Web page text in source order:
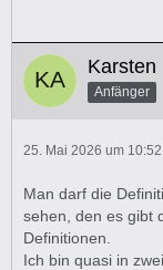
Karsten
Anfänger
25. Mai 2026 um 10:52
Man darf die
sehen, den es gibt
Definitionen.
Ich bin quasi in